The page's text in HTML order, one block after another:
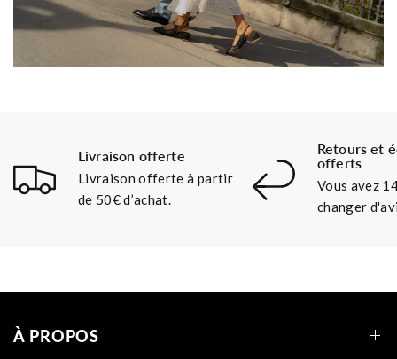
Livraison offerte
Livraison offerte à partir
de 50€ d’achat.
Retours et
offerts
Vous avez
changer
À PROPOS